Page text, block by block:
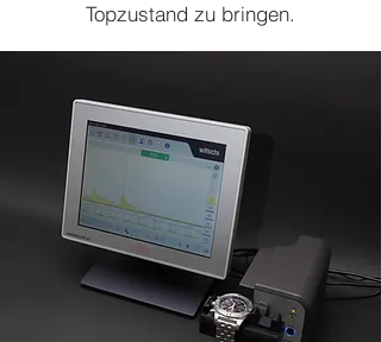
Topzustand zu bringen.